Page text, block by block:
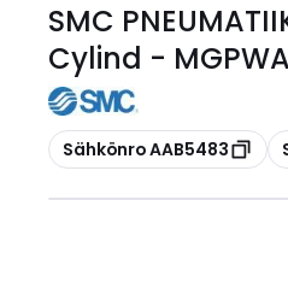
SMC
Cylind -
Kopioi
Sähkönro AAB5483